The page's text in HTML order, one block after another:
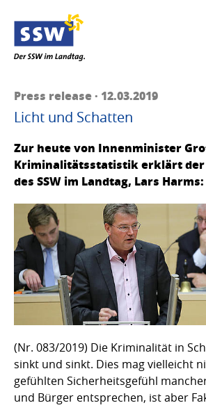
Press release · 12.03.2019
Licht und Schatten
Zur heute von Innenminister
Kriminalitätsstatistik erklärt der
des SSW im Landtag, Lars Harms:
(Nr. 083/2019) Die Kriminalität in
sinkt und sinkt. Dies mag vielleicht
gefühlten Sicherheitsgefühl
und Bürger entsprechen, ist aber